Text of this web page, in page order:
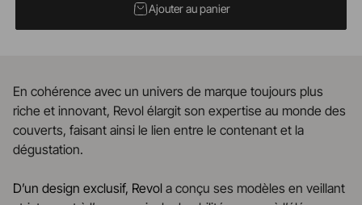
Ajouter au panier
En cohérence avec un univers de marque toujours plus
riche et innovant, Revol élargit son expertise au monde des
couverts, faisant ainsi le lien entre le contenant et la
dégustation.
D’un design exclusif, Revol a conçu ses modèles en veillant